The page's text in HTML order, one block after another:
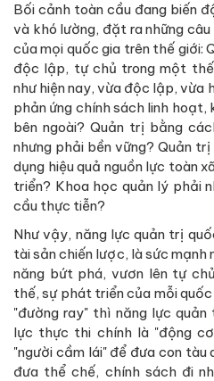
Bối cảnh toàn cầu đang biến
và khó lường, đặt ra những
của mọi quốc gia trên thế giới:
độc lập, tự chủ trong một
như hiện nay, vừa độc lập, vừa
phản ứng chính sách linh
bên ngoài? Quản trị bằng
nhưng phải bền vững? Quản
dụng hiệu quả nguồn lực toàn
triển? Khoa học quản lý phải
cầu thực tiễn?
Như vậy, năng lực quản trị
tài sản chiến lược, là sức
năng bứt phá, vươn lên tự
thế, sự phát triển của mỗi
"đường ray" thì năng lực
lực thực thi chính là "động
"người cầm lái" để đưa con
đưa thể chế, chính sách đi